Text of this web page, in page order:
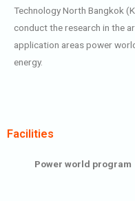
Technology North Bangkok
conduct the research in the
application areas power
energy.
Facilities
Power world program